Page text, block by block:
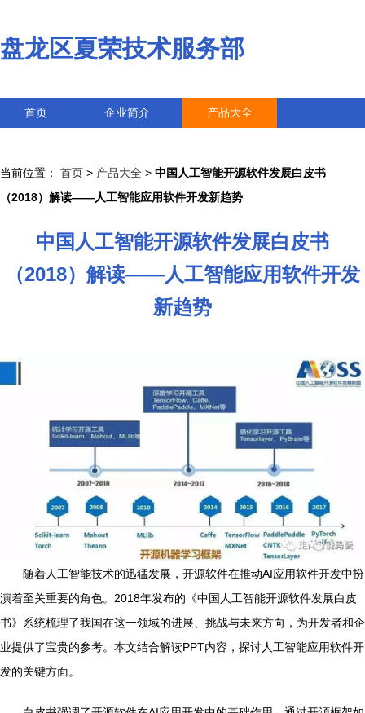
盘龙区夏荣技术服务部
首页 企业简介 产品大全
当前位置： 首页 > 产品大全 > 中国人工智能开源软件发展白皮书
（2018）解读——人工智能应用软件开发新趋势
中国人工智能开源软件发展白皮书
（2018）解读——人工智能应用软件开发
新趋势
随着人工智能技术的迅猛发展，开源软件在推动AI应用软件开发中扮
演着至关重要的角色。2018年发布的《中国人工智能开源软件发展白皮
书》系统梳理了我国在这一领域的进展、挑战与未来方向，为开发者和企
业提供了宝贵的参考。本文结合解读PPT内容，探讨人工智能应用软件开
发的关键方面。